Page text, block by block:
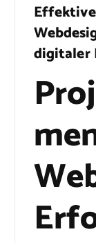
digitaler